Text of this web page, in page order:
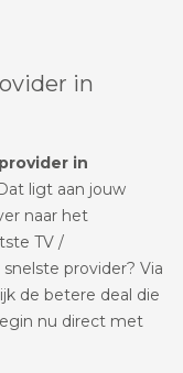
in
in
ligt aan jouw
naar het
TV /
provider? Via
de betere deal die
nu direct met